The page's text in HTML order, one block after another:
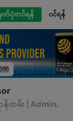
တ်ပုံတင်ရန် ၀င်ရန်
န်ထမ်း | Admin,